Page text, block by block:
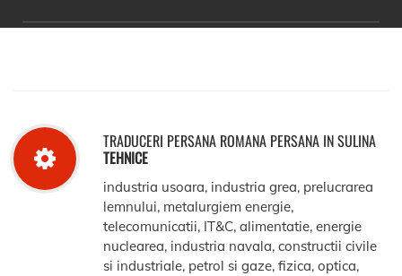
TRADUCERI PERSANA ROMANA PERSANA IN SULINA
TEHNICE
industria usoara, industria grea, prelucrarea
lemnului, metalurgiem energie,
telecomunicatii, IT&C, alimentatie, energie
nuclearea, industria navala, constructii civile
si industriale, petrol si gaze, fizica, optica,